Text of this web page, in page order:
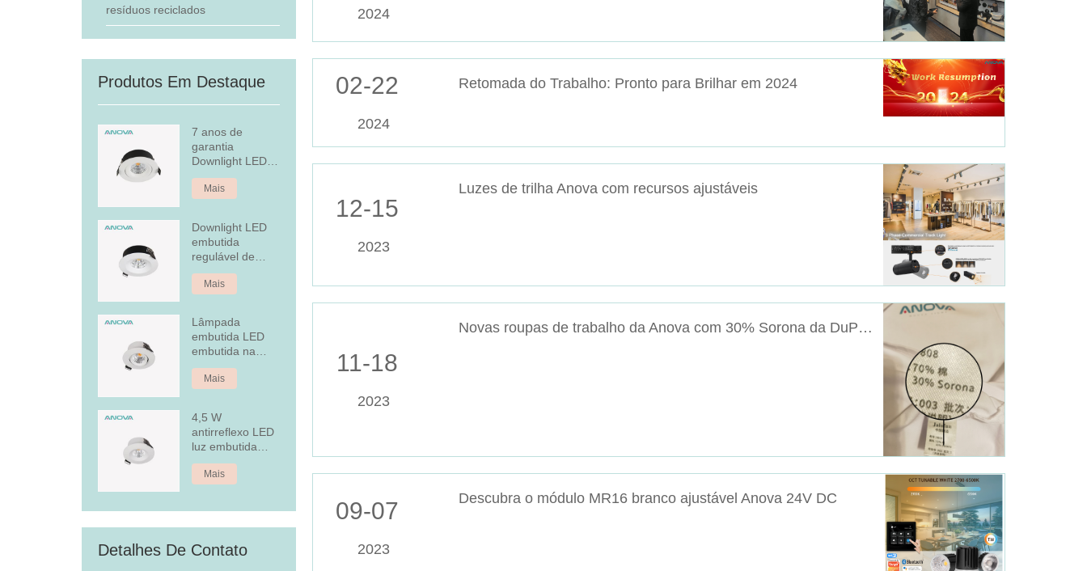
resíduos reciclados
Produtos Em Destaque
7 anos de
garantia
Downlight LED
embutido
regulável
Mais
Downlight LED
embutida
regulável de
alumínio fixo de
7 WMais
Lâmpada
embutida LED
embutida na
tampa traseira
Mais
4,5 W
antirreflexo LED
luz embutida
embutida
Mais
Detalhes De Contato
2024
02-22
2024
Retomada do Trabalho: Pronto para Brilhar em 2024
12-15
2023
Luzes de trilha Anova com recursos ajustáveis
11-18
2023
Novas roupas de trabalho da Anova com 30% Sorona da DuPont
09-07
2023
Descubra o módulo MR16 branco ajustável Anova 24V DC